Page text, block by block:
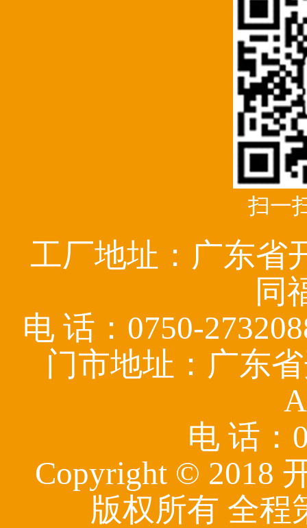
扫一
工厂地址：广东省
同
电 话：0750-
门市地址：广东
电 话：
Copyright © 2018
版权所有 全程